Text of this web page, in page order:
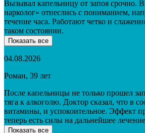
Вызывал капельницу от запоя срочно.
нарколог» отнеслись с пониманием,
течение часа. Работают четко и
таком состоянии.
Показать все
04.08.2026
Роман, 39 лет
После капельницы не только прошел
тяга к алкоголю. Доктор сказал, что в
витамины, и успокоительное. Эффект
теперь есть силы на дальнейшее
Показать все